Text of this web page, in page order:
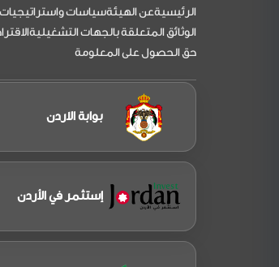
التذييل
الرئيسيةعن الهيئةسياسات واستراتيجيات
الوثائق المتعلقة بالجهات التشغيلية
حق الحصول على المعلومة
بوابة الاردن
إستثمر في الأردن